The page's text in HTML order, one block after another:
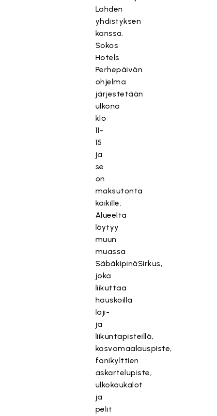
Lahden
yhdistyksen
kanssa.
Sokos
Hotels
Perhepäivän
ohjelma
järjestetään
ulkona
klo
11-
15
ja
se
on
maksutonta
kaikille.
Alueelta
löytyy
muun
muassa
SäbäkipinäSirkus,
joka
liikuttaa
hauskoilla
laji-
ja
liikuntapisteillä,
kasvomaalauspiste,
fanikylttien
askartelupiste,
ulkokaukalot
ja
pelit